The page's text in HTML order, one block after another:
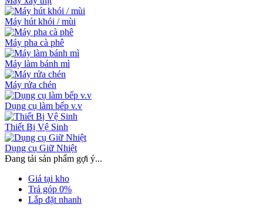
Máy hút khói / mùi
Máy pha cà phê
Máy làm bánh mì
Máy rửa chén
Dụng cụ làm bếp v.v
Thiết Bị Vệ Sinh
Dụng cụ Giữ Nhiệt
Đang tải sản phẩm gợi ý...
Giá tại kho
Trả góp 0%
Lắp đặt nhanh